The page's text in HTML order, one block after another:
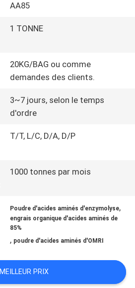
AA85
1 TONNE
20KG/BAG ou comme
demandes des clients.
3~7 jours, selon le temps
d'ordre
T/T, L/C, D/A, D/P
1000 tonnes par mois
Poudre d'acides aminés d'enzymolyse,
engrais organique d'acides aminés de
85%
, poudre d'acides aminés d'OMRI
MEILLEUR PRIX